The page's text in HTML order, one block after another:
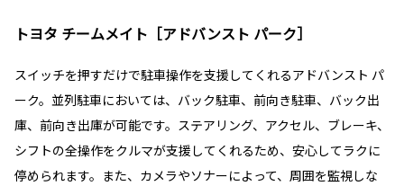
トヨタ チームメイト［アドバンスト パーク］
スイッチを押すだけで駐車操作を支援してくれるアドバンスト パ
ーク。並列駐車においては、バック駐車、前向き駐車、バック出
庫、前向き出庫が可能です。ステアリング、アクセル、ブレーキ、
シフトの全操作をクルマが支援してくれるため、安心してラクに
停められます。また、カメラやソナーによって、周囲を監視しな